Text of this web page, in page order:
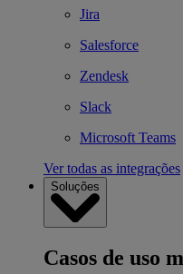
Jira
Salesforce
Zendesk
Slack
Microsoft Teams
Ver todas as integrações
Soluções
Casos de uso